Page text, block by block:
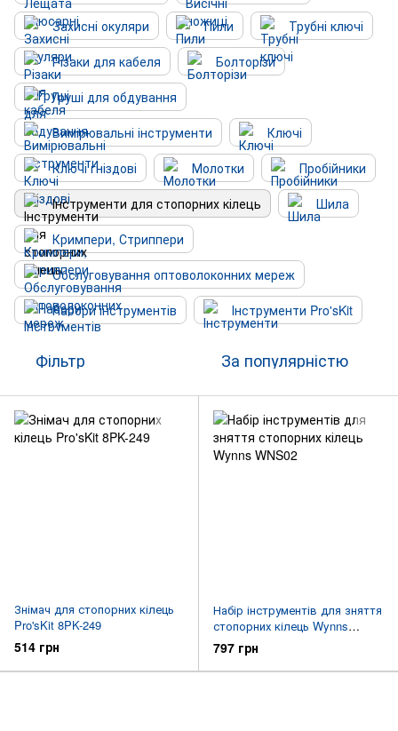
Захисні окуляри
Пили
Трубні ключі
Різаки для кабеля
Болторізи
Груші для обдування
Вимірювальні інструменти
Ключі
Ключі гніздові
Молотки
Пробійники
Інструменти для стопорних кілець
Шила
Кримпери, Стриппери
Обслуговування оптоволоконних мереж
Набори інструментів
Інструменти Pro'sKit
Фільтр За популярністю
Знімач для стопорних кілець
Pro'sKit 8PK-249
514 грн
Набір інструментів для зняття
стопорних кілець Wynns
WNS02
797 грн